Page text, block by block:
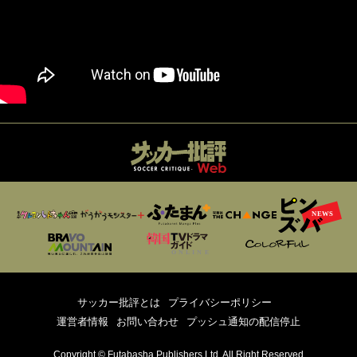
サッカー批評とは
プライバシーポリシー
運営者情報
お問い合わせ プッシュ通知の配信停止
Copyright © Futabasha Publishers Ltd. All Right Reserved